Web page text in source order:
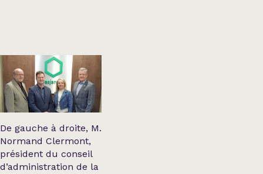
De gauche à droite, M.
Normand Clermont,
président du conseil
d’administration de la